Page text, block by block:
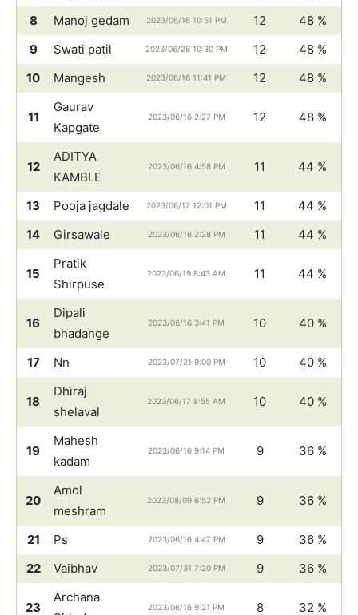
8
Manoj gedam 2023/06/16 10:51 PM 12
48 %
9
Swati patil 2023/06/28 10:30 PM 12
48 %
10
Mangesh 2023/06/16 11:41 PM 12 48 %
11
Gaurav
Kapgate
2023/06/16 2:27 PM 12 48 %
12
ADITYA
KAMBLE
2023/06/16 4:58 PM 11 44 %
13 Pooja jagdale 2023/06/17 12:01 PM 11
44 %
14
Girsawale 2023/06/16 2:28 PM 11 44 %
15
Pratik
Shirpuse
2023/06/19 8:43 AM 11 44 %
16
Dipali
bhadange
2023/06/16 3:41 PM 10 40 %
17 Nn 2023/07/21 9:00 PM 10 40 %
18
Dhiraj
shelaval
2023/06/17 8:55 AM 10 40 %
19
Mahesh
kadam
2023/06/16 9:14 PM 9 36 %
20
Amol
meshram
2023/08/09 6:52 PM 9 36 %
21 Ps 2023/06/16 4:47 PM 9
36 %
22
Vaibhav 2023/07/31 7:20 PM 9 36 %
23
Archana
2023/06/16 9:21 PM 8 32 %